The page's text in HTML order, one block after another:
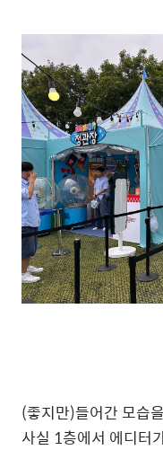
(좋지만)들어간 모습
사실 1층에서 에디터